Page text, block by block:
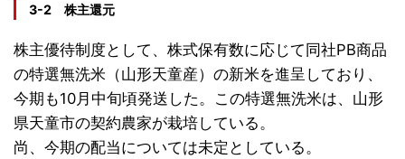
3-2 株主還元
株主優待制度として、株式保有数に応じて同社PB商品
の特選無洗米（山形天童産）の新米を進呈しており、
今期も10月中旬頃発送した。この特選無洗米は、山形
県天童市の契約農家が栽培している。
尚、今期の配当については未定としている。